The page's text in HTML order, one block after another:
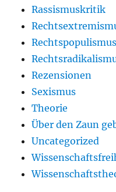
Rassismuskritik
Rechtspopulismus
Rezensionen
Sexismus
Theorie
Über den Zaun
Uncategorized